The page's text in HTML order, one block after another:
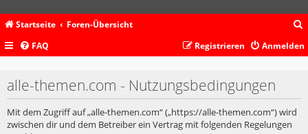
Startseite Foren-Übersicht
c
FAQ Anmelden
Registrieren
alle-themen.com - Nutzungsbedingungen
Mit dem Zugriff auf „alle-themen.com“ („https://alle-themen.com“) wird
zwischen dir und dem Betreiber ein Vertrag mit folgenden Regelungen